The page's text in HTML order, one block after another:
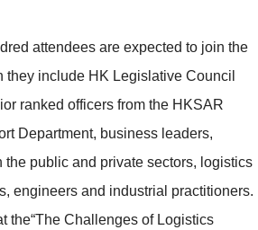
attendees are expected to join the
they include HK Legislative Council
ranked officers from the HKSAR
Department, business leaders,
the public and private sectors, logistics
engineers and industrial practitioners.
the“The Challenges of Logistics